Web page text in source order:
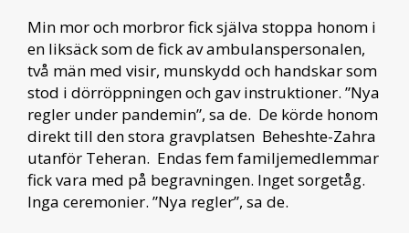
Min mor och morbror fick själva stoppa honom i
en liksäck som de fick av ambulanspersonalen,
två män med visir, munskydd och handskar som
stod i dörröppningen och gav instruktioner. ”Nya
regler under pandemin”, sa de. De körde honom
direkt till den stora gravplatsen Beheshte-Zahra
utanför Teheran. Endas fem familjemedlemmar
fick vara med på begravningen. Inget sorgetåg.
Inga ceremonier. ”Nya regler”, sa de.